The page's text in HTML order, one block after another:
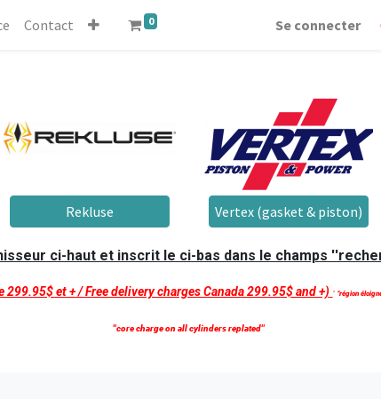
Contact 0 Se connecter
Rekluse Vertex (gasket & piston)
ci-haut et inscrit le ci-bas dans le champs
et + / Free delivery charges Canada 299.95$ and +) ' ''région
''core charge on all cylinders replated''